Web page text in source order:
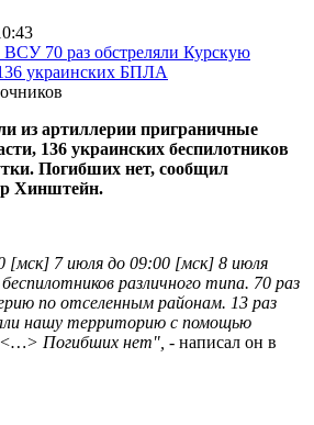
из артиллерии приграничные
136 украинских беспилотников
Погибших нет, сообщил
Хинштейн.
[мск] 7 июля до 09:00 [мск] 8 июля
различного типа. 70 раз
по отселенным районам. 13 раз
нашу территорию с помощью
Погибших нет", - написал он в